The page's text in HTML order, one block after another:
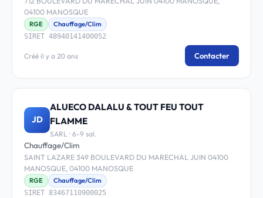
04100 MANOSQUE
RGE
Chauffage/Clim
SIRET 48940141400052
Créé il y a 20 ans Contacter
JD
ALUECO DALALU & TOUT FEU TOUT
FLAMME
SARL · 6-9 sal.
Chauffage/Clim
SAINT LAZARE 349 BOULEVARD DU MARECHAL JUIN 04100
MANOSQUE, 04100 MANOSQUE
RGE
Chauffage/Clim
SIRET 83467110900025